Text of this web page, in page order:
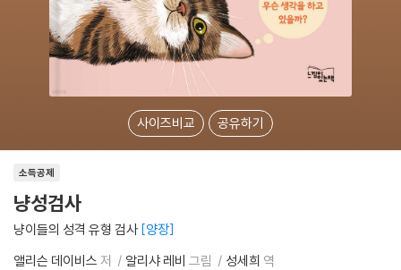
사이즈비교 공유하기
소득공제
냥성검사
냥이들의 성격 유형 검사 양장
앨리슨 데이비스 저 알리샤 레비 그림 성세희 역